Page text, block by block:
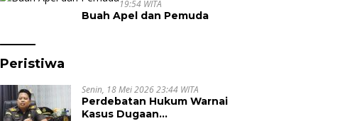
19:54 WITA
Buah Apel dan Pemuda
Peristiwa
Senin, 18 Mei 2026 23:44 WITA
Perdebatan Hukum Warnai
Kasus Dugaan